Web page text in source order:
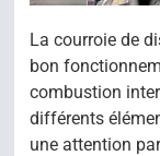
La courroie de
bon
combustion
différents
une attention